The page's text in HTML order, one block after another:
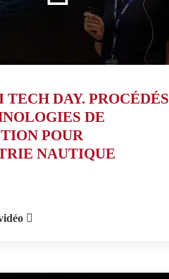
DAY. PROCÉDÉS
DE
POUR
NAUTIQUE